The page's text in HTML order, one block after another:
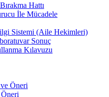
Hattı
İle Mücadele
Sistemi (Aile Hekimleri)
Sonuç
Kılavuzu
Öneri